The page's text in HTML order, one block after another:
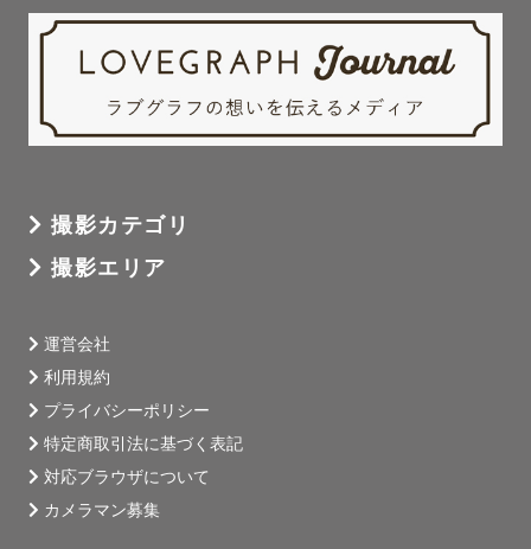
撮影カテゴリ
撮影エリア
運営会社
利用規約
プライバシーポリシー
特定商取引法に基づく表記
対応ブラウザについて
カメラマン募集